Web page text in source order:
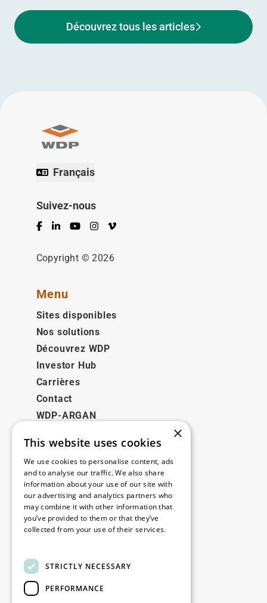
Découvrez tous les articles
Français
Suivez-nous
Facebook
LinkedInYouTubeInstagram
Vimeo
Copyright © 2026
Menu
Sites disponibles
Nos solutions
Découvrez WDP
Investor Hub
Carrières
Contact
WDP-ARGAN
Juridique
Disclaimer
Politique de confidentialité
Cookie Policy
Contact
Restez informé
×
This website uses cookies
We use cookies to personalise content, ads
and to analyse our traffic. We also share
information about your use of our site with
our advertising and analytics partners who
may combine it with other information that
you’ve provided to them or that they’ve
collected from your use of their services.
STRICTLY NECESSARY
PERFORMANCE